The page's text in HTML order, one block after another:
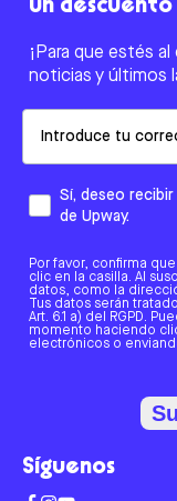
un descuento
¡Para que estés
noticias y últimos
Sí, deseo
de Upway.
Por favor, confirma
clic en la casilla. Al
datos, como la
Tus datos serán
Art. 6.1 a) del RGPD.
momento haciendo
electrónicos o
Síguenos